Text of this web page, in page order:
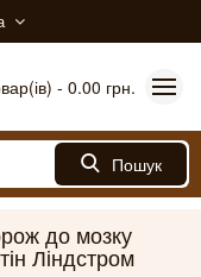
- 0.00 грн.
Пошук
до мозку
Ліндстром